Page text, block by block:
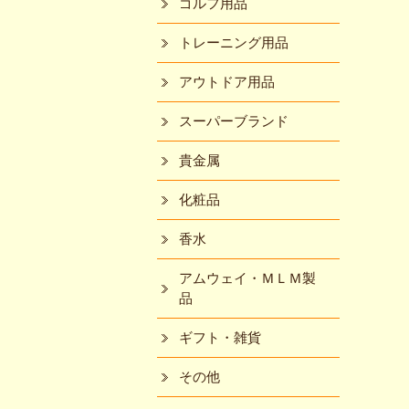
ゴルフ用品
トレーニング用品
アウトドア用品
スーパーブランド
貴金属
化粧品
香水
アムウェイ・ＭＬＭ製
品
ギフト・雑貨
その他